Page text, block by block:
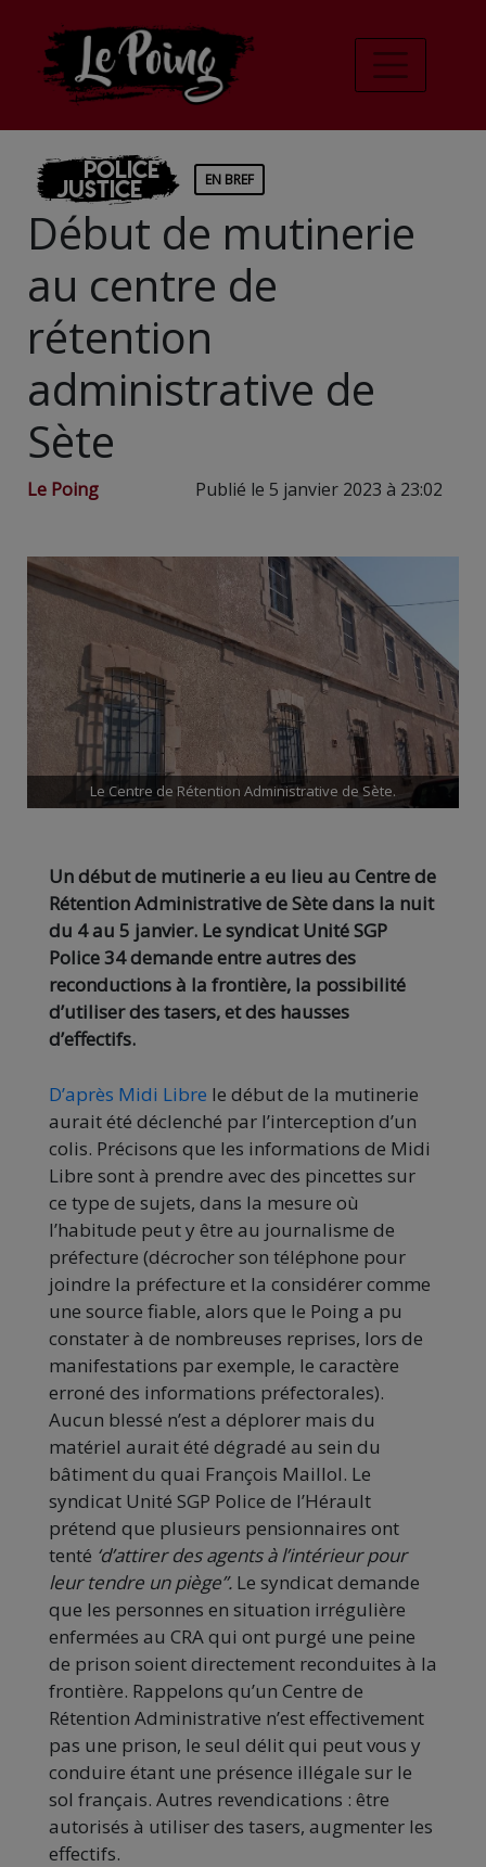
Police
Justice EN BREF
Début de mutinerie
au centre de
rétention
administrative de
Sète
Le Poing Publié le 5 janvier 2023 à 23:02
Le Centre de Rétention Administrative de Sète.
Un début de mutinerie a eu lieu au Centre de
Rétention Administrative de Sète dans la nuit
du 4 au 5 janvier. Le syndicat Unité SGP
Police 34 demande entre autres des
reconductions à la frontière, la possibilité
d’utiliser des tasers, et des hausses
d’effectifs.
D’après Midi Libre le début de la mutinerie
aurait été déclenché par l’interception d’un
colis. Précisons que les informations de Midi
Libre sont à prendre avec des pincettes sur
ce type de sujets, dans la mesure où
l’habitude peut y être au journalisme de
préfecture (décrocher son téléphone pour
joindre la préfecture et la considérer comme
une source fiable, alors que le Poing a pu
constater à de nombreuses reprises, lors de
manifestations par exemple, le caractère
erroné des informations préfectorales).
Aucun blessé n’est a déplorer mais du
matériel aurait été dégradé au sein du
bâtiment du quai François Maillol. Le
syndicat Unité SGP Police de l’Hérault
prétend que plusieurs pensionnaires ont
tenté ‘d’attirer des agents à l’intérieur pour
leur tendre un piège”. Le syndicat demande
que les personnes en situation irrégulière
enfermées au CRA qui ont purgé une peine
de prison soient directement reconduites à la
frontière. Rappelons qu’un Centre de
Rétention Administrative n’est effectivement
pas une prison, le seul délit qui peut vous y
conduire étant une présence illégale sur le
sol français. Autres revendications : être
autorisés à utiliser des tasers, augmenter les
effectifs.